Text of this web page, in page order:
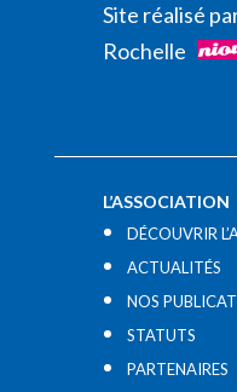
Site réalisé
Rochelle
L’ASSOCIATION
DÉCOUVRIR
ACTUALITÉS
NOS
STATUTS
PARTENAIRES